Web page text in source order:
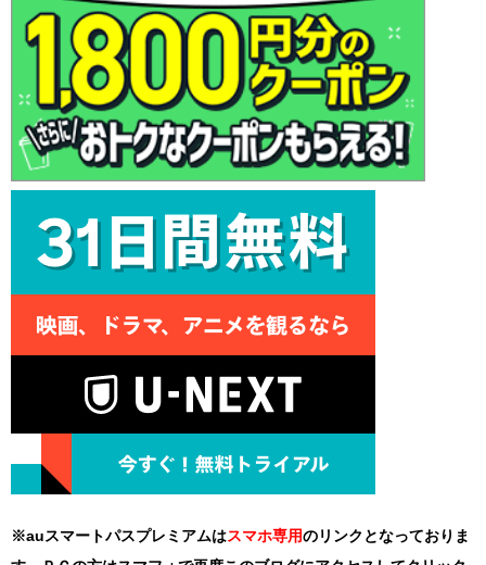
※auスマートパスプレミアムはスマホ専用のリンクとなっておりま